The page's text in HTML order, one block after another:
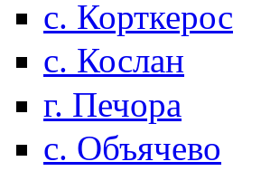
с. Корткерос
с. Кослан
г. Печора
с. Объячево